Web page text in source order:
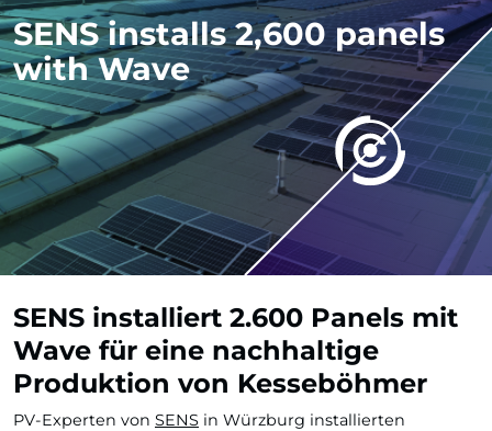
SENS installs 2,600 panels
with Wave
SENS installiert 2.600 Panels mit
Wave für eine nachhaltige
Produktion von Kesseböhmer
PV-Experten von SENS in Würzburg installierten